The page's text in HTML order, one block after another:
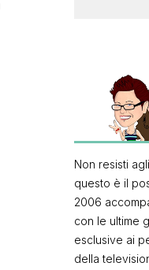
Non resisti
questo è il
2006
con le ultime
esclusive ai
della